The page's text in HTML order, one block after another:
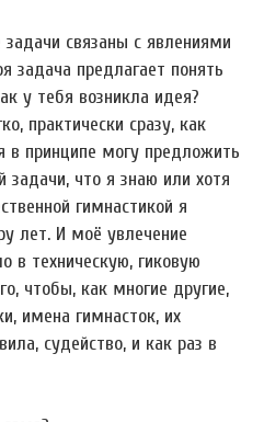
связаны с явлениями
задача предлагает понять
у тебя возникла идея?
практически сразу, как
в принципе могу предложить
задачи, что я знаю или хотя
гимнастикой я
лет. И моё увлечение
в техническую, гиковую
чтобы, как многие другие,
имена гимнасток, их
судейство, и как раз в